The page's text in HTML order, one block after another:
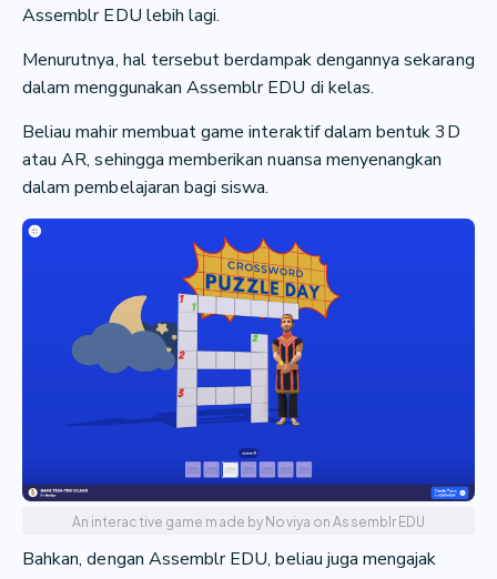
Assemblr EDU lebih lagi.
Menurutnya, hal tersebut berdampak dengannya sekarang
dalam menggunakan Assemblr EDU di kelas.
Beliau mahir membuat game interaktif dalam bentuk 3D
atau AR, sehingga memberikan nuansa menyenangkan
dalam pembelajaran bagi siswa.
An interactive game made by Noviya on Assemblr EDU
Bahkan, dengan Assemblr EDU, beliau juga mengajak